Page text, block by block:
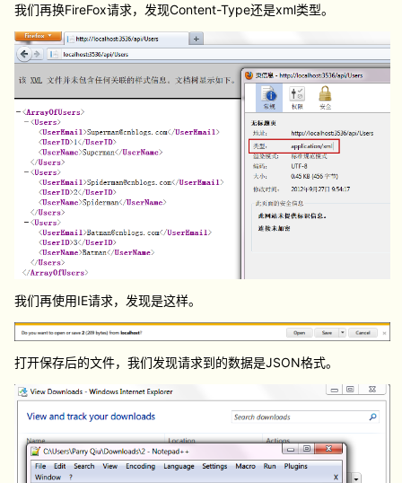
我们再换FireFox请求，发现Content-Type还是xml类型。
我们再使用IE请求，发现是这样。
打开保存后的文件，我们发现请求到的数据是JSON格式。